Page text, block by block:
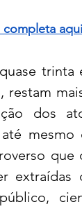
Vinhos
Bisbi
completa
quase
restam
dos
que